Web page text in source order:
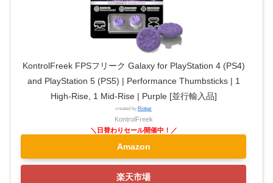
KontrolFreek FPSフリーク Galaxy for PlayStation 4 (PS4)
and PlayStation 5 (PS5) | Performance Thumbsticks | 1
High-Rise, 1 Mid-Rise | Purple [並行輸入品]
created by Rinker
KontrolFreek
Amazon
楽天市場